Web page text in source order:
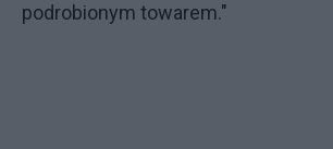
podrobionym towarem."